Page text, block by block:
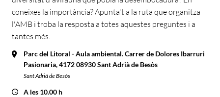
coneixes la importància? Apunta't a la ruta que organitza
l'AMB i troba la resposta a totes aquestes preguntes i a
tantes més.
Parc del Litoral - Aula ambiental. Carrer de Dolores Ibarruri
Pasionaria, 4172 08930 Sant Adrià de Besòs
Sant Adrià de Besòs
A les 10.00 h